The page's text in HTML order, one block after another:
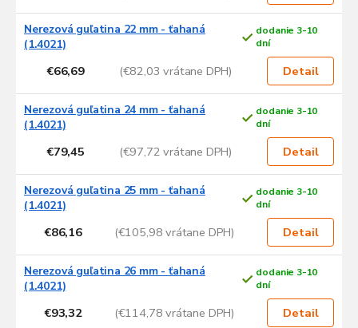
Nerezová guľatina 22 mm - ťahaná
(1.4021)
dodanie 3-10
dní
€66,69 (€82,03 vrátane DPH) Detail
Nerezová guľatina 24 mm - ťahaná
(1.4021)
dodanie 3-10
dní
€79,45 (€97,72 vrátane DPH) Detail
Nerezová guľatina 25 mm - ťahaná
(1.4021)
dodanie 3-10
dní
€86,16 (€105,98 vrátane DPH) Detail
Nerezová guľatina 26 mm - ťahaná
(1.4021)
dodanie 3-10
dní
€93,32 (€114,78 vrátane DPH) Detail